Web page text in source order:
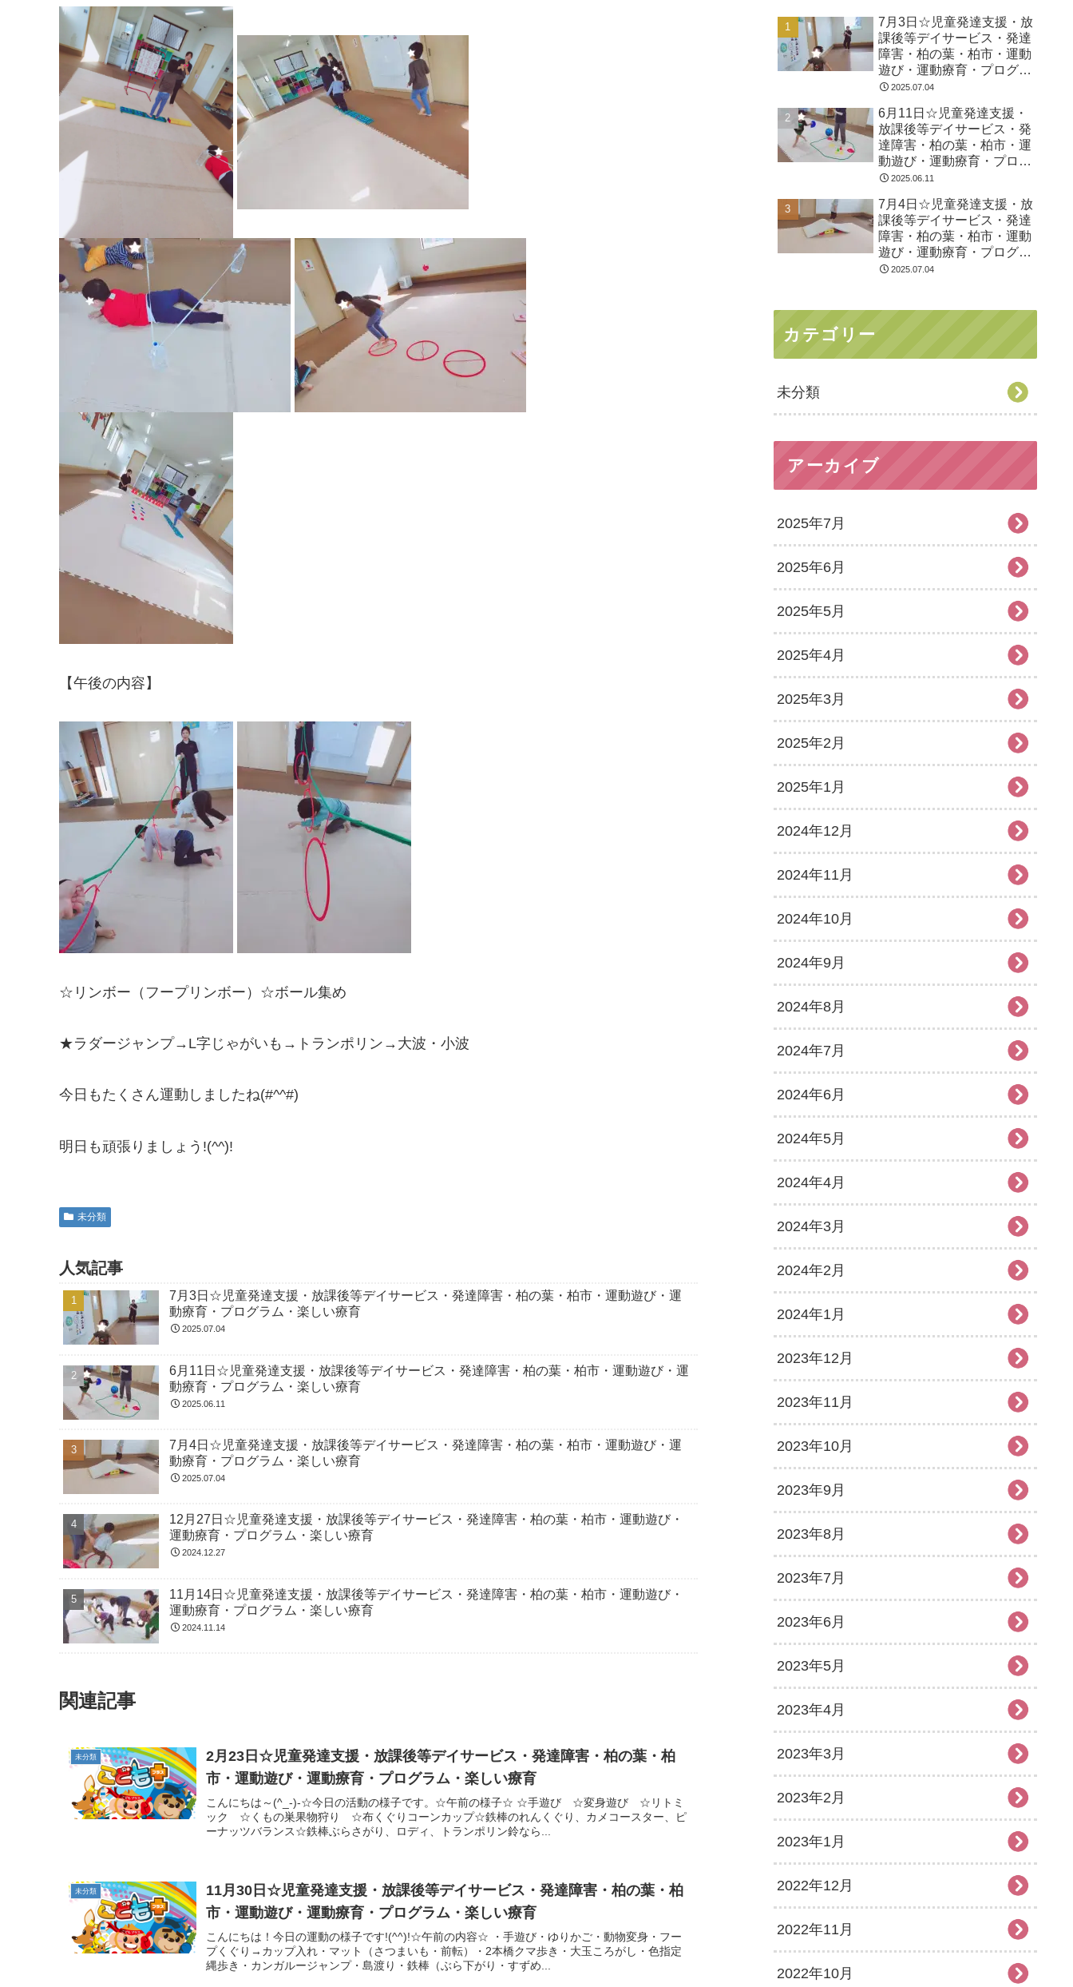
【午後の内容】
☆リンボー（フープリンボー）☆ボール集め
★ラダージャンプ→L字じゃがいも→トランポリン→大波・小波
今日もたくさん運動しましたね(#^^#)
明日も頑張りましょう!(^^)!
未分類
人気記事
7月3日☆児童発達支援・放課後等デイサービス・発達障害・柏の葉・柏市・運動遊び・運
動療育・プログラム・楽しい療育
2025.07.04
6月11日☆児童発達支援・放課後等デイサービス・発達障害・柏の葉・柏市・運動遊び・運
動療育・プログラム・楽しい療育
2025.06.11
7月4日☆児童発達支援・放課後等デイサービス・発達障害・柏の葉・柏市・運動遊び・運
動療育・プログラム・楽しい療育
2025.07.04
12月27日☆児童発達支援・放課後等デイサービス・発達障害・柏の葉・柏市・運動遊び・
運動療育・プログラム・楽しい療育
2024.12.27
11月14日☆児童発達支援・放課後等デイサービス・発達障害・柏の葉・柏市・運動遊び・
運動療育・プログラム・楽しい療育
2024.11.14
関連記事
未分類
2月23日☆児童発達支援・放課後等デイサービス・発達障害・柏の葉・柏
市・運動遊び・運動療育・プログラム・楽しい療育
こんにちは～(^_-)-☆今日の活動の様子です。☆午前の様子☆ ☆手遊び ☆変身遊び ☆リトミ
ック ☆くもの巣果物狩り ☆布くぐりコーンカップ☆鉄棒のれんくぐり、カメコースター、ピ
ーナッツバランス☆鉄棒ぶらさがり、ロディ、トランポリン鈴なら...
未分類
11月30日☆児童発達支援・放課後等デイサービス・発達障害・柏の葉・柏
市・運動遊び・運動療育・プログラム・楽しい療育
こんにちは！今日の運動の様子です!(^^)!☆午前の内容☆ ・手遊び・ゆりかご・動物変身・フー
プくぐり→カップ入れ・マット（さつまいも・前転）・2本橋クマ歩き・大玉ころがし・色指定
縄歩き・カンガルージャンプ・島渡り・鉄棒（ぶら下がり・すずめ...
7月3日☆児童発達支援・放
課後等デイサービス・発達
障害・柏の葉・柏市・運動
遊び・運動療育・プログラ
ム・楽しい療育
2025.07.04
6月11日☆児童発達支援・
放課後等デイサービス・発
達障害・柏の葉・柏市・運
動遊び・運動療育・プログ
ラム・楽しい療育
2025.06.11
7月4日☆児童発達支援・放
課後等デイサービス・発達
障害・柏の葉・柏市・運動
遊び・運動療育・プログラ
ム・楽しい療育
2025.07.04
カテゴリー
未分類
アーカイブ
2025年7月
2025年6月
2025年5月
2025年4月
2025年3月
2025年2月
2025年1月
2024年12月
2024年11月
2024年10月
2024年9月
2024年8月
2024年7月
2024年6月
2024年5月
2024年4月
2024年3月
2024年2月
2024年1月
2023年12月
2023年11月
2023年10月
2023年9月
2023年8月
2023年7月
2023年6月
2023年5月
2023年4月
2023年3月
2023年2月
2023年1月
2022年12月
2022年11月
2022年10月